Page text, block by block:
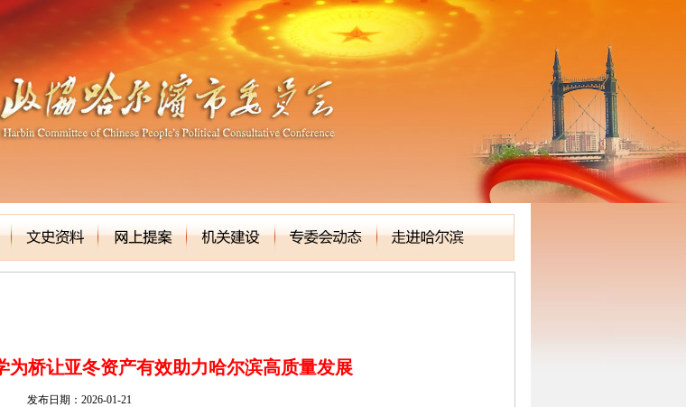
为桥让亚冬资产有效助力哈尔滨高质量发展
发布日期：2026-01-21